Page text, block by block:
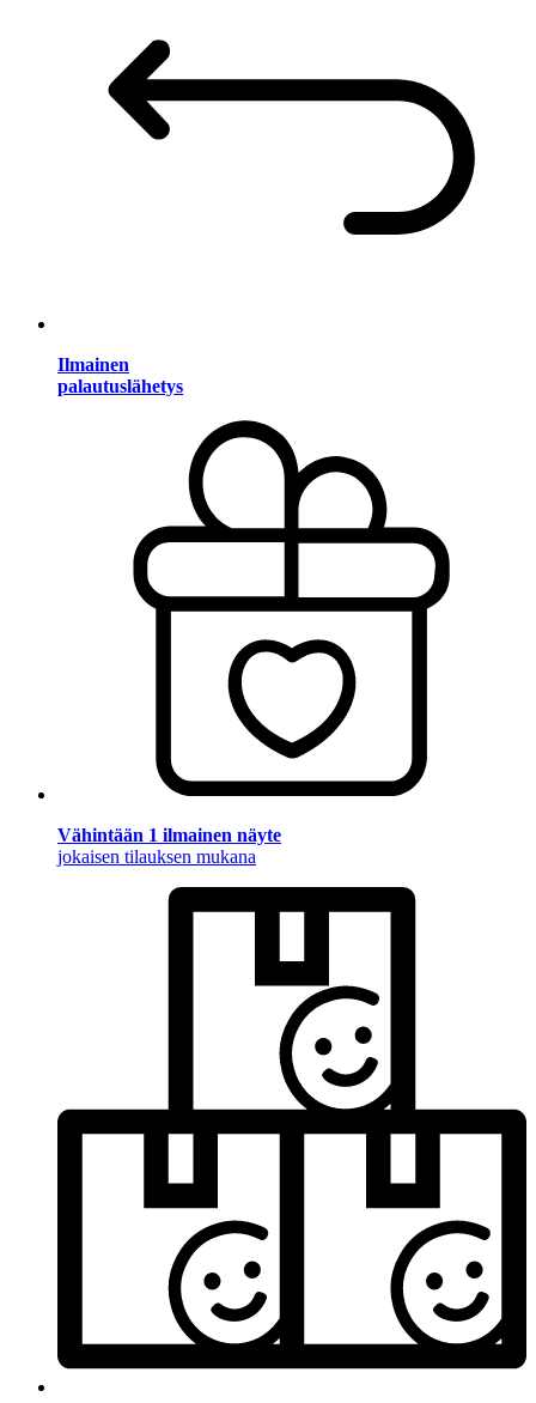
Ilmainen
palautuslähetys
Vähintään 1 ilmainen näyte
jokaisen tilauksen mukana